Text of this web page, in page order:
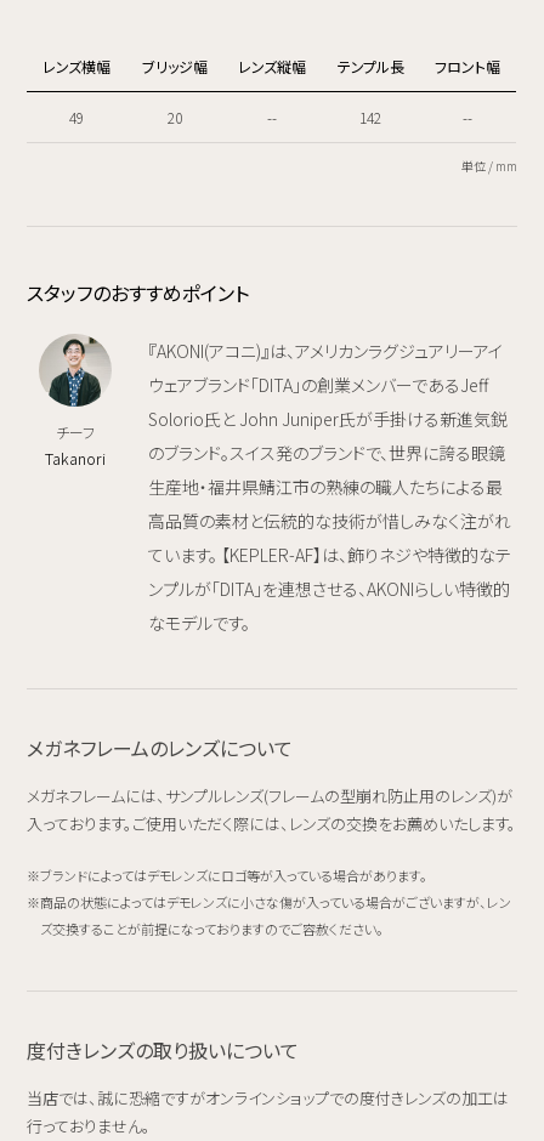
レンズ横幅 ブリッジ幅 レンズ縦幅 テンプル長 フロント幅
49 20 -- 142 --
単位 / mm
スタッフのおすすめポイント
チーフ
Takanori
『AKONI(アコニ)』は、アメリカンラグジュアリーアイ
ウェアブランド「DITA」の創業メンバーであるJeff
Solorio氏と John Juniper氏が手掛ける新進気鋭
のブランド。スイス発のブランドで、世界に誇る眼鏡
生産地・福井県鯖江市の熟練の職人たちによる最
高品質の素材と伝統的な技術が惜しみなく注がれ
ています。 【KEPLER-AF】は、飾りネジや特徴的なテ
ンプルが「DITA」を連想させる、AKONIらしい特徴的
なモデルです。
メガネフレームのレンズについて
メガネフレームには、サンプルレンズ(フレームの型崩れ防止用のレンズ)が
入っております。ご使用いただく際には、レンズの交換をお薦めいたします。
ブランドによってはデモレンズにロゴ等が入っている場合があります。
商品の状態によってはデモレンズに小さな傷が入っている場合がございますが、レン
ズ交換することが前提になっておりますのでご容赦ください。
度付きレンズの取り扱いについて
当店では、誠に恐縮ですがオンラインショップでの度付きレンズの加工は
行っておりません。